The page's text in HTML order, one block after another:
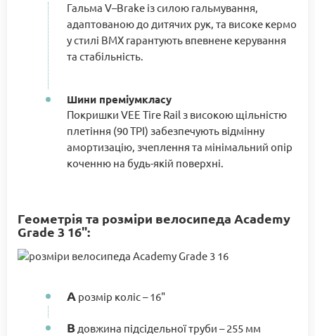
Гальма V–Brake із силою гальмування,
адаптованою до дитячих рук, та високе кермо
у стилі BMX гарантують впевнене керування
та стабільність.
Шини преміумкласу
Покришки VEE Tire Rail з високою щільністю
плетіння (90 TPI) забезпечують відмінну
амортизацію, зчеплення та мінімальний опір
коченню на будь-якій поверхні.
Геометрія та розміри велосипеда Academy
Grade 3 16":
A розмір коліс – 16"
B довжина підсідельної труби – 255 мм